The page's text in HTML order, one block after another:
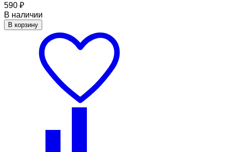
590 ₽
В наличии
В корзину